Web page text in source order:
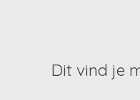
Dit vind je